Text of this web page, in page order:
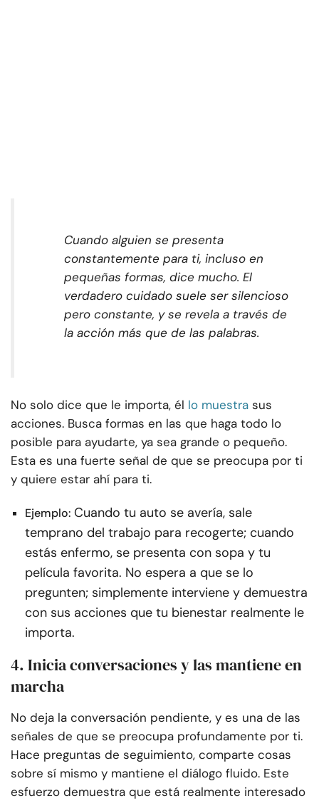
Cuando alguien se presenta
constantemente para ti, incluso en
pequeñas formas, dice mucho. El
verdadero cuidado suele ser silencioso
pero constante, y se revela a través de
la acción más que de las palabras.
No solo dice que le importa, él lo muestra sus
acciones. Busca formas en las que haga todo lo
posible para ayudarte, ya sea grande o pequeño.
Esta es una fuerte señal de que se preocupa por ti
y quiere estar ahí para ti.
Ejemplo: Cuando tu auto se avería, sale
temprano del trabajo para recogerte; cuando
estás enfermo, se presenta con sopa y tu
película favorita. No espera a que se lo
pregunten; simplemente interviene y demuestra
con sus acciones que tu bienestar realmente le
importa.
4. Inicia conversaciones y las mantiene en
marcha
No deja la conversación pendiente, y es una de las
señales de que se preocupa profundamente por ti.
Hace preguntas de seguimiento, comparte cosas
sobre sí mismo y mantiene el diálogo fluido. Este
esfuerzo demuestra que está realmente interesado